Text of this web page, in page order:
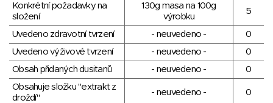
Konkrétní požadavky na
složení
130g masa na 100g
výrobku
5
Uvedeno zdravotní tvrzení - neuvedeno -
0
Uvedeno výživové tvrzení
- neuvedeno -
0
Obsah přidaných dusitanů
- neuvedeno -
0
Obsahuje složku "extrakt z
droždí"
- neuvedeno - 0